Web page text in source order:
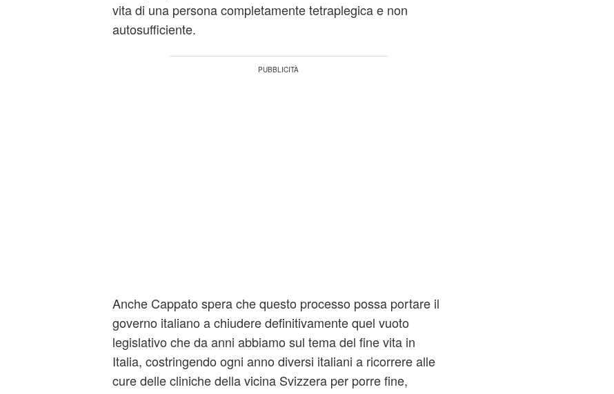
vita di una persona completamente tetraplegica e non
autosufficiente.
Anche Cappato spera che questo processo possa portare il
governo italiano a chiudere definitivamente quel vuoto
legislativo che da anni abbiamo sul tema del fine vita in
Italia, costringendo ogni anno diversi italiani a ricorrere alle
cure delle cliniche della vicina Svizzera per porre fine,